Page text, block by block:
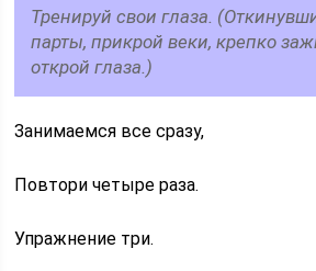
Тренируй свои глаза.
парты, прикрой веки, крепко
открой глаза.)
Занимаемся все сразу,
Повтори четыре раза.
Упражнение три.